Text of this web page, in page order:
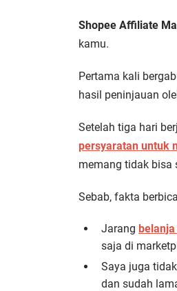
Shopee Affiliate
kamu.
Pertama kali
hasil peninjauan
Setelah tiga hari
persyaratan untuk
memang tidak bisa
Sebab, fakta
Jarang
saja di
Saya juga
dan sudah